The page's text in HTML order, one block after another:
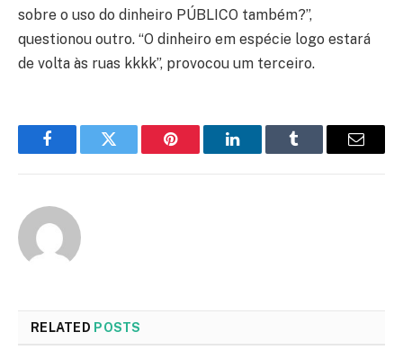
sobre o uso do dinheiro PÚBLICO também?”,
questionou outro. “O dinheiro em espécie logo estará
de volta às ruas kkkk”, provocou um terceiro.
FacebookTwitter Pinterest LinkedInTumblr Email
RELATED POSTS